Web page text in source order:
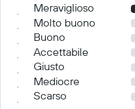
Meraviglioso
Molto buono
Buono
Accettabile
Giusto
Mediocre
Scarso